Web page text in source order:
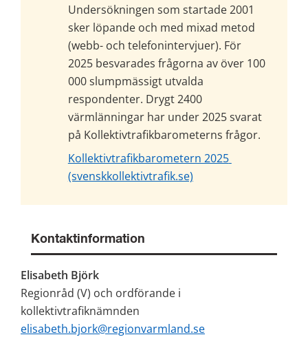
Undersökningen som startade 2001
sker löpande och med mixad metod
(webb- och telefonintervjuer). För
2025 besvarades frågorna av över 100
000 slumpmässigt utvalda
respondenter. Drygt 2400
värmlänningar har under 2025 svarat
på Kollektivtrafikbarometerns frågor.
Kollektivtrafikbarometern 2025
(svenskkollektivtrafik.se)
Kontaktinformation
Elisabeth Björk
Regionråd (V) och ordförande i
kollektivtrafiknämnden
elisabeth.bjork@regionvarmland.se